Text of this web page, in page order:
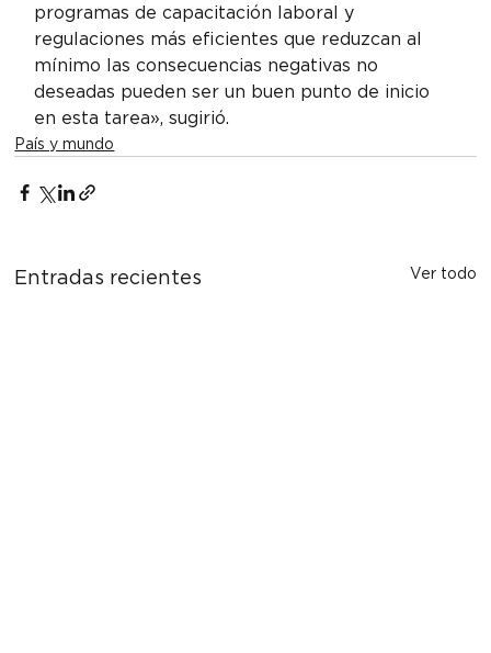
programas de capacitación laboral y
regulaciones más eficientes que reduzcan al
mínimo las consecuencias negativas no
deseadas pueden ser un buen punto de inicio
en esta tarea», sugirió.
País y mundo
Entradas recientes Ver todo